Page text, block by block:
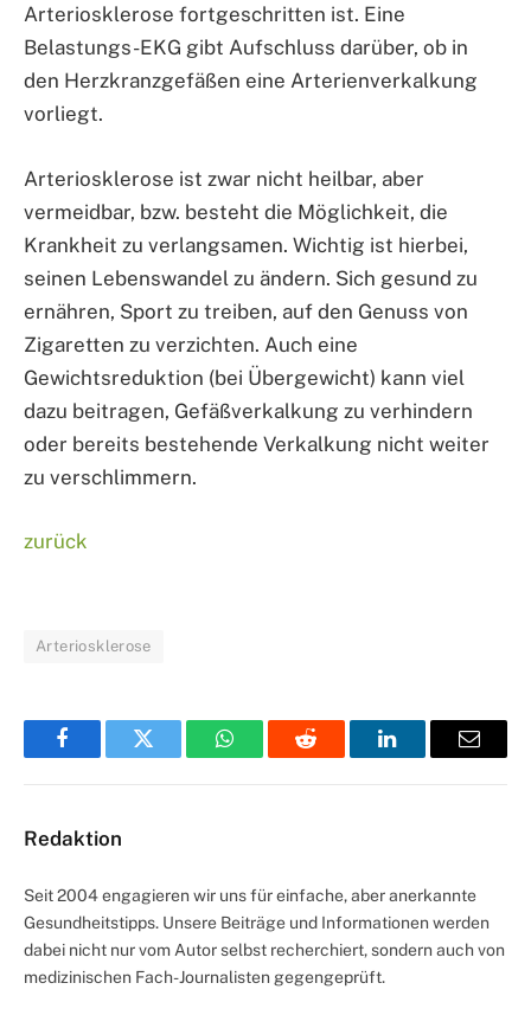
Arteriosklerose fortgeschritten ist. Eine
Belastungs-EKG gibt Aufschluss darüber, ob in
den Herzkranzgefäßen eine Arterienverkalkung
vorliegt.
Arteriosklerose ist zwar nicht heilbar, aber
vermeidbar, bzw. besteht die Möglichkeit, die
Krankheit zu verlangsamen. Wichtig ist hierbei,
seinen Lebenswandel zu ändern. Sich gesund zu
ernähren, Sport zu treiben, auf den Genuss von
Zigaretten zu verzichten. Auch eine
Gewichtsreduktion (bei Übergewicht) kann viel
dazu beitragen, Gefäßverkalkung zu verhindern
oder bereits bestehende Verkalkung nicht weiter
zu verschlimmern.
zurück
Arteriosklerose
FacebookTwitter WhatsAppReddit LinkedInEmail
Redaktion
Seit 2004 engagieren wir uns für einfache, aber anerkannte
Gesundheitstipps. Unsere Beiträge und Informationen werden
dabei nicht nur vom Autor selbst recherchiert, sondern auch von
medizinischen Fach-Journalisten gegengeprüft.